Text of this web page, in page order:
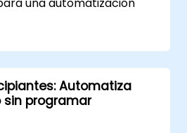
de los Zaps y
comunes.
de flujos de
las necesidades
Automatiza
programar